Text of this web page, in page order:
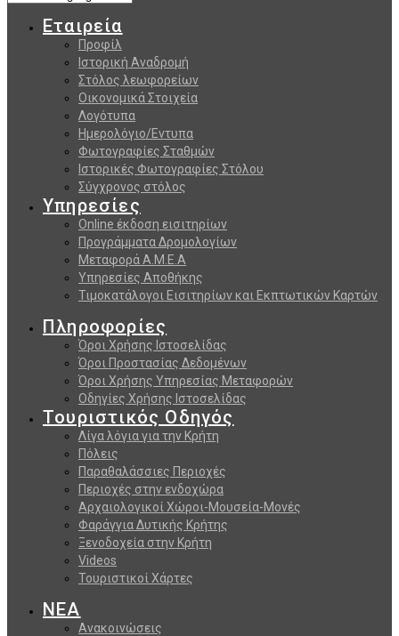
Εταιρεία
Προφίλ
Ιστορική Αναδρομή
Στόλος λεωφορείων
Οικονομικά Στοιχεία
Λογότυπα
Ημερολόγιο/Εντυπα
Φωτογραφίες Σταθμών
Ιστορικές Φωτογραφίες Στόλου
Σύγχρονος στόλος
Υπηρεσίες
Online έκδοση εισιτηρίων
Προγράμματα Δρομολογίων
Μεταφορά Α.Μ.Ε.Α
Υπηρεσίες Αποθήκης
Τιμοκατάλογοι Εισιτηρίων και Εκπτωτικών Καρτών
Πληροφορίες
Όροι Χρήσης Ιστοσελίδας
Όροι Προστασίας Δεδομένων
Όροι Χρήσης Υπηρεσίας Μεταφορών
Οδηγίες Χρήσης Ιστοσελίδας
Τουριστικός Οδηγός
Λίγα λόγια για την Κρήτη
Πόλεις
Παραθαλάσσιες Περιοχές
Περιοχές στην ενδοχώρα
Αρχαιολογικοί Χώροι-Μουσεία-Μονές
Φαράγγια Δυτικής Κρήτης
Ξενοδοχεία στην Κρήτη
Videos
Τουριστικοί Χάρτες
ΝΕΑ
Ανακοινώσεις